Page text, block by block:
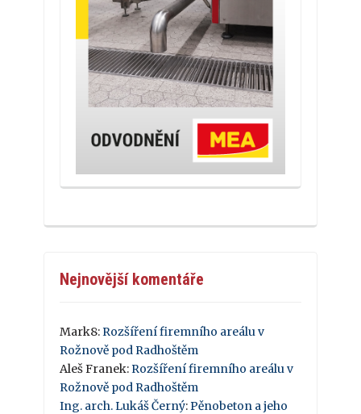
Nejnovější komentáře
Mark8: Rozšíření firemního areálu v
Rožnově pod Radhoštěm
Aleš Franek: Rozšíření firemního areálu v
Rožnově pod Radhoštěm
Ing. arch. Lukáš Černý: Pěnobeton a jeho